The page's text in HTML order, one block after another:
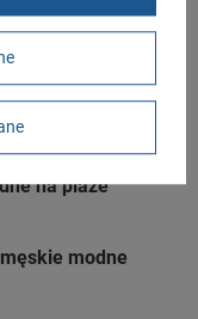
japonki męskie
na plaże
modne